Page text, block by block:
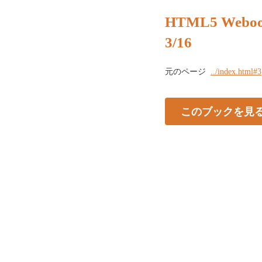
HTML5
3/16
元のページ ../index.html#3
このブックを見